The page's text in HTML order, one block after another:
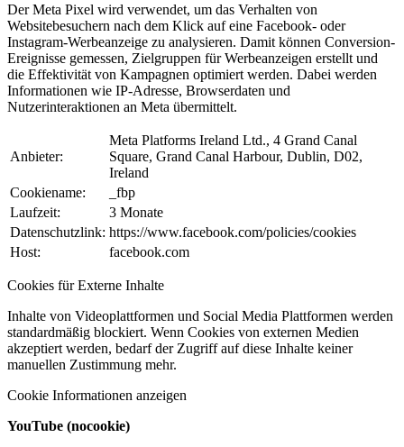
Der Meta Pixel wird verwendet, um das Verhalten von
Websitebesuchern nach dem Klick auf eine Facebook- oder
Instagram-Werbeanzeige zu analysieren. Damit können Conversion-
Ereignisse gemessen, Zielgruppen für Werbeanzeigen erstellt und
die Effektivität von Kampagnen optimiert werden. Dabei werden
Informationen wie IP-Adresse, Browserdaten und
Nutzerinteraktionen an Meta übermittelt.
Anbieter:
Meta Platforms Ireland Ltd., 4 Grand Canal
Square, Grand Canal Harbour, Dublin, D02,
Ireland
Cookiename:
_fbp
Laufzeit:
3 Monate
Datenschutzlink: https://www.facebook.com/policies/cookies
Host:
facebook.com
Cookies für Externe Inhalte
Inhalte von Videoplattformen und Social Media Plattformen werden
standardmäßig blockiert. Wenn Cookies von externen Medien
akzeptiert werden, bedarf der Zugriff auf diese Inhalte keiner
manuellen Zustimmung mehr.
Cookie Informationen anzeigen
YouTube (nocookie)